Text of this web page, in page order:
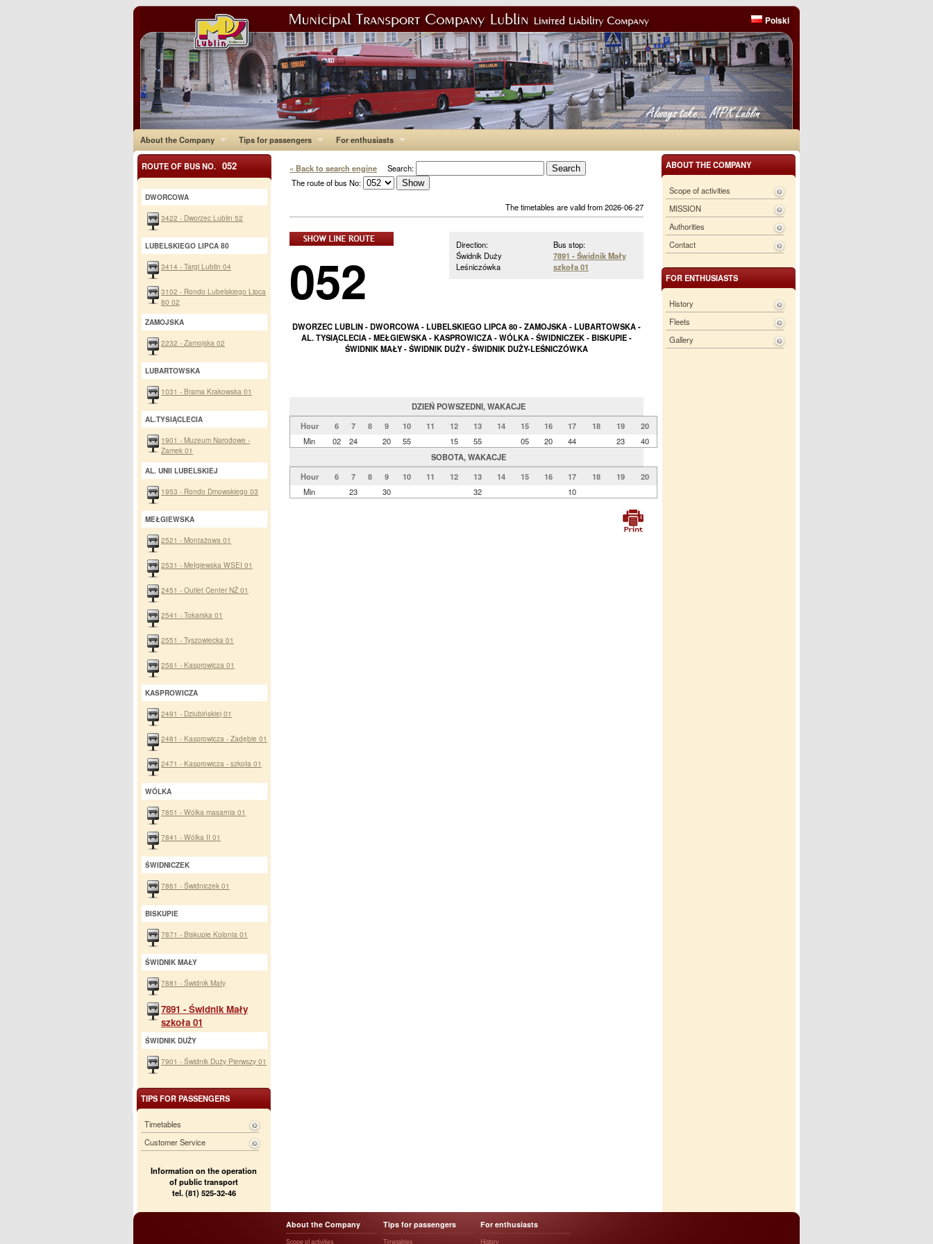
Polski
About the Company Tips for passengers For enthusiasts
ABOUT THE COMPANY
Scope of activities
MISSION
Authorities
Contact
FOR ENTHUSIASTS
History
Fleets
Gallery
« Back to search engine Search:
The route of bus No:
The timetables are valid from 2026-06-27
Bus stop:
7891 - Świdnik Mały
szkoła 01
Direction:
Świdnik Duży
Leśniczówka
052
DWORZEC LUBLIN - DWORCOWA - LUBELSKIEGO LIPCA 80 - ZAMOJSKA - LUBARTOWSKA -
AL. TYSIĄCLECIA - MEŁGIEWSKA - KASPROWICZA - WÓLKA - ŚWIDNICZEK - BISKUPIE -
ŚWIDNIK MAŁY - ŚWIDNIK DUŻY - ŚWIDNIK DUŻY-LEŚNICZÓWKA
DZIEŃ POWSZEDNI, WAKACJE
Hour
6 7 8 9 10 11 12 13 14 15 16 17 18 19
20
Min
02 24 20 55 15 55 05 20 44 23
40
SOBOTA, WAKACJE
Hour
6 7 8 9 10 11 12 13 14 15 16 17 18 19
20
Min
23 30 32 10
ROUTE OF BUS NO. 052
DWORCOWA
3422 - Dworzec Lublin 52
LUBELSKIEGO LIPCA 80
3414 - Targi Lublin 04
3102 - Rondo Lubelskiego Lipca
80 02
ZAMOJSKA
2232 - Zamojska 02
LUBARTOWSKA
1031 - Brama Krakowska 01
AL.TYSIĄCLECIA
1901 - Muzeum Narodowe -
Zamek 01
AL. UNII LUBELSKIEJ
1953 - Rondo Dmowskiego 03
MEŁGIEWSKA
2521 - Montażowa 01
2531 - Mełgiewska WSEI 01
2451 - Outlet Center NŻ 01
2541 - Tokarska 01
2551 - Tyszowiecka 01
2561 - Kasprowicza 01
KASPROWICZA
2491 - Dziubińskiej 01
2481 - Kasprowicza - Zadębie 01
2471 - Kasprowicza - szkoła 01
WÓLKA
7851 - Wólka masarnia 01
7841 - Wólka II 01
ŚWIDNICZEK
7861 - Świdniczek 01
BISKUPIE
7871 - Biskupie Kolonia 01
ŚWIDNIK MAŁY
7881 - Świdnik Mały
7891 - Świdnik Mały
szkoła 01
ŚWIDNIK DUŻY
7901 - Świdnik Duży Pierwszy 01
TIPS FOR PASSENGERS
Timetables
Customer Service
Information on the operation
of public transport
tel. (81) 525-32-46
About the Company
Scope of activities
Tips for passengers
Timetables
For enthusiasts
History